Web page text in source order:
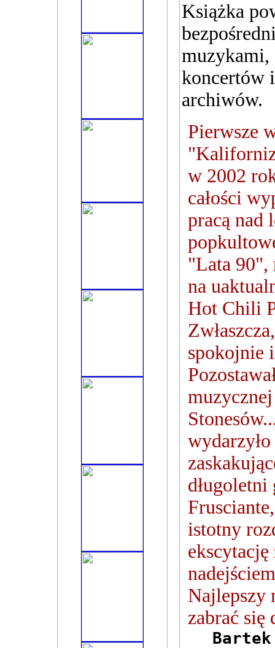
Książka
muzykami,
koncertów
archiwów.
Pierwsze
w 2002
całości
pracą nad
"Lata 90",
na
Hot Chili
spokojnie
wydarzyło
długoletni
istotny
ekscytację
Najlepszy
zabrać się